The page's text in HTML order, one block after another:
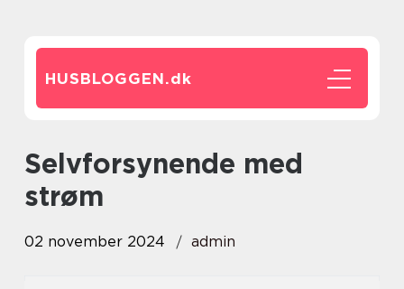
HUSBLOGGEN.dk
selvforsynende med
strøm
02 november 2024 admin